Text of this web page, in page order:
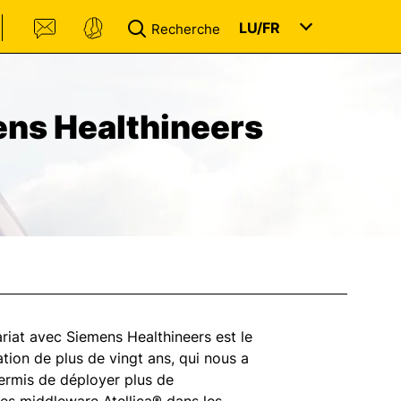
Recherche LU/FR
Healthineers
avec Siemens Healthineers est le
de plus de vingt ans, qui nous a
de déployer plus de